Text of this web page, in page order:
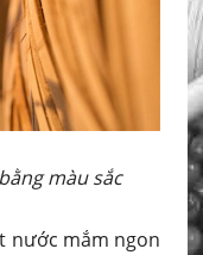
màu sắc
nước mắm ngon